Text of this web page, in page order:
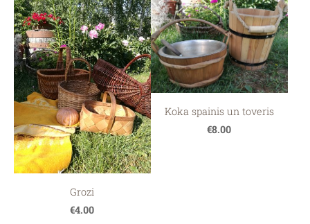
Grozi
€4.00
Koka spainis un toveris
€8.00